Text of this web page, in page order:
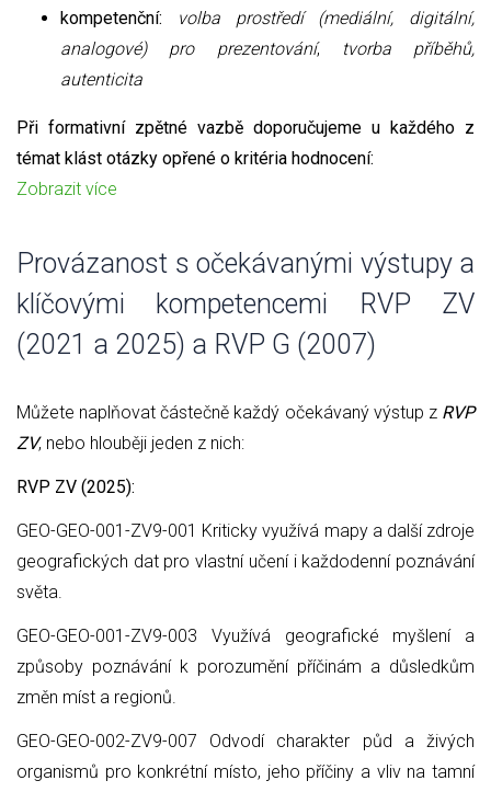
kompetenční:
volba prostředí (mediální, digitální,
analogové) pro prezentování,tvorba příběhů,
autenticita
Při formativní zpětné vazbě doporučujeme u každého z
témat klást otázky opřené o kritéria hodnocení:
Zobrazit více
Provázanost s očekávanými výstupy a
klíčovými kompetencemi RVP ZV
(2021 a 2025) a RVP G (2007)
Můžete naplňovat částečně každý očekávaný výstup z RVP
ZV, nebo hlouběji jeden z nich:
RVP ZV (2025):
GEO-GEO-001-ZV9-001 Kriticky využívá mapy a další zdroje
geografických dat pro vlastní učení i každodenní poznávání
světa.
GEO-GEO-001-ZV9-003 Využívá geografické myšlení a
způsoby poznávání k porozumění příčinám a důsledkům
změn míst a regionů.
GEO-GEO-002-ZV9-007 Odvodí charakter půd a živých
organismů pro konkrétní místo, jeho příčiny a vliv na tamní